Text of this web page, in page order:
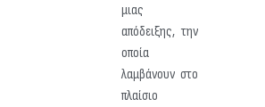
μιας
απόδειξης, την
οποία
λαμβάνουν στο
πλαίσιο